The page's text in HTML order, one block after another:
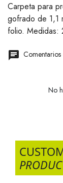
Carpeta para
gofrado de 1,1
folio. Medidas:
Comentarios
No